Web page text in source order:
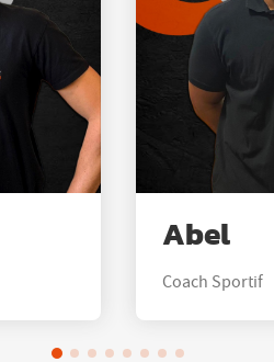
Abel
Coach Sportif